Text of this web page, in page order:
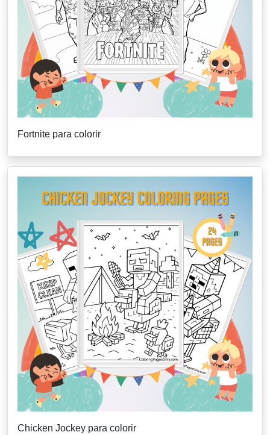
Fortnite para colorir
Chicken Jockey para colorir